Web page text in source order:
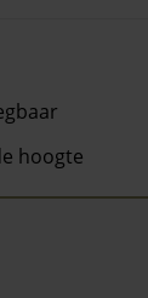
hoogte